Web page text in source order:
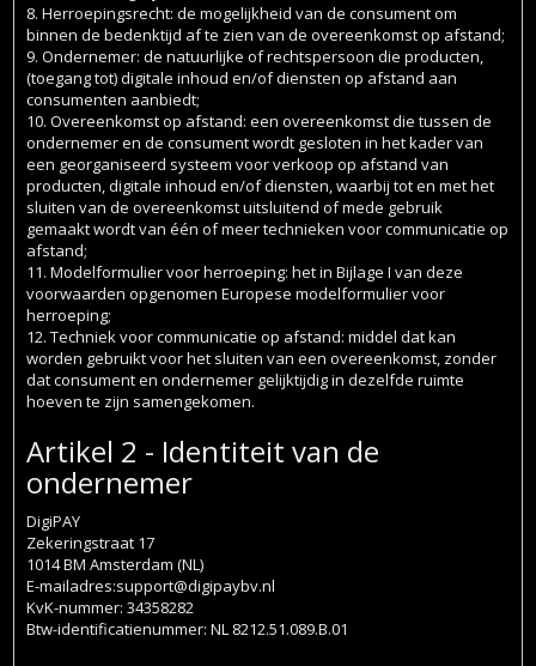
8. Herroepingsrecht: de mogelijkheid van de consument om
binnen de bedenktijd af te zien van de overeenkomst op afstand;
9. Ondernemer: de natuurlijke of rechtspersoon die producten,
(toegang tot) digitale inhoud en/of diensten op afstand aan
consumenten aanbiedt;
10. Overeenkomst op afstand: een overeenkomst die tussen de
ondernemer en de consument wordt gesloten in het kader van
een georganiseerd systeem voor verkoop op afstand van
producten, digitale inhoud en/of diensten, waarbij tot en met het
sluiten van de overeenkomst uitsluitend of mede gebruik
gemaakt wordt van één of meer technieken voor communicatie op
afstand;
11. Modelformulier voor herroeping: het in Bijlage I van deze
voorwaarden opgenomen Europese modelformulier voor
herroeping;
12. Techniek voor communicatie op afstand: middel dat kan
worden gebruikt voor het sluiten van een overeenkomst, zonder
dat consument en ondernemer gelijktijdig in dezelfde ruimte
hoeven te zijn samengekomen.
Artikel 2 - Identiteit van de
ondernemer
DigiPAY
Zekeringstraat 17
1014 BM Amsterdam (NL)
E-mailadres:support@digipaybv.nl
KvK-nummer: 34358282
Btw-identificatienummer: NL 8212.51.089.B.01